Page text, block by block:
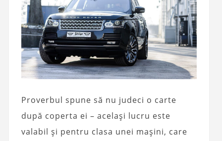
Proverbul spune să nu judeci o carte
după coperta ei – același lucru este
valabil și pentru clasa unei mașini, care